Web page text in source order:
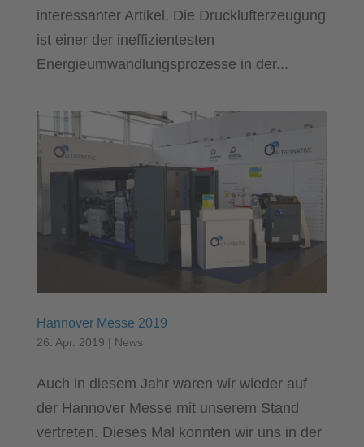
interessanter Artikel. Die Drucklufterzeugung
ist einer der ineffizientesten
Energieumwandlungsprozesse in der...
Hannover Messe 2019
26. Apr. 2019 | News
Auch in diesem Jahr waren wir wieder auf
der Hannover Messe mit unserem Stand
vertreten. Dieses Mal konnten wir uns in der